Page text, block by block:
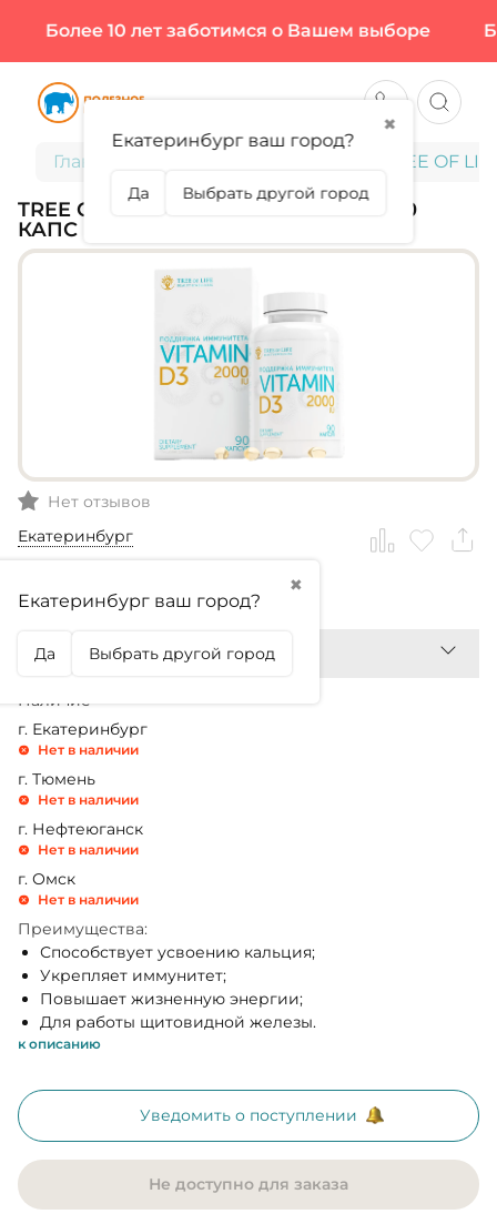
Более 10 лет заботимся о Вашем выборе
Главная TREE OF
TREE OF LIFE, VITAMIN D3 2000 ME, 90
КАПС (90 ПОРЦИЙ)
Нет отзывов
Екатеринбург
✖
Екатеринбург ваш город?
Да Выбрать другой город
1 090,99₽
Наличие
г. Екатеринбург
Нет в наличии
г. Тюмень
Нет в наличии
г. Нефтеюганск
Нет в наличии
г. Омск
Нет в наличии
Преимущества:
Способствует усвоению кальция;
Укрепляет иммунитет;
Повышает жизненную энергии;
Для работы щитовидной железы.
к описанию
Уведомить о поступлении
Не доступно для заказа
✖
Екатеринбург ваш город?
Да Выбрать другой город